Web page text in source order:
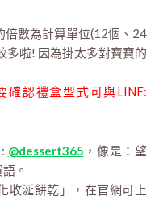
倍數為計算單位(12個、24
啦! 因為掛太多對寶寶的
確認禮盒型式可與LINE:
@dessert365 ，像是：望
。
收涎餅乾」，在官網可上